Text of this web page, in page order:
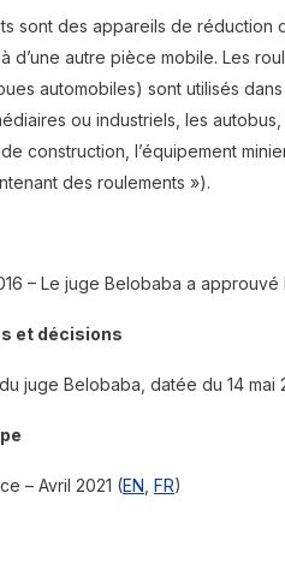
sont des appareils de
d’une autre pièce mobile. Les
automobiles) sont utilisés
ou industriels, les
de construction, l’équipement
des roulements »).
– Le juge Belobaba a approuvé
et décisions
du juge Belobaba, datée du 14 mai
– Avril 2021 (EN FR)